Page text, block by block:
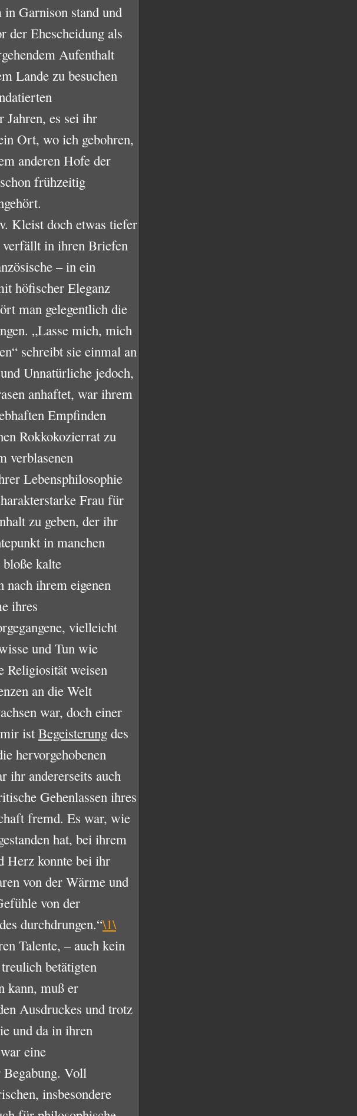
Garnison stand und
der Ehescheidung als
Aufenthalt
Lande zu besuchen
Jahren, es sei ihr
Ort, wo ich gebohren,
anderen Hofe der
frühzeitig
Kleist doch etwas tiefer
verfällt in ihren Briefen
– in ein
höfischer Eleganz
man gelegentlich die
„Lasse mich, mich
schreibt sie einmal an
Unnatürliche jedoch,
anhaftet, war ihrem
Empfinden
Rokkokozierrat zu
verblasenen
Lebensphilosophie
Frau für
zu geben, der ihr
in manchen
kalte
nach ihrem eigenen
ihres
vielleicht
und Tun wie
Religiosität weisen
an die Welt
war, doch einer
ist Begeisterung des
hervorgehobenen
ihr andererseits auch
Gehenlassen ihres
fremd. Es war, wie
hat, bei ihrem
Herz konnte bei ihr
von der Wärme und
von der
durchdrungen.“\1\
Talente, – auch kein
betätigten
kann, muß er
Ausdruckes und trotz
und da in ihren
eine
Voll
insbesondere